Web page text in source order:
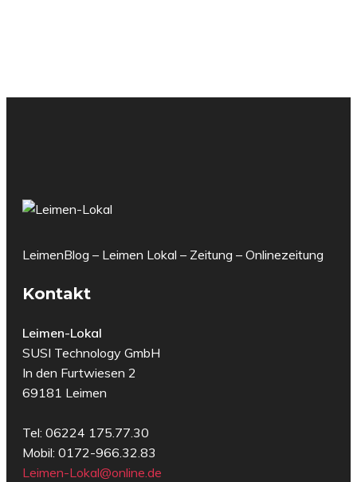
LeimenBlog – Leimen Lokal – Zeitung – Onlinezeitung
Kontakt
Leimen-Lokal
SUSI Technology GmbH
In den Furtwiesen 2
69181 Leimen
Tel: 06224 175.77.30
Mobil: 0172-966.32.83
Leimen-Lokal@online.de